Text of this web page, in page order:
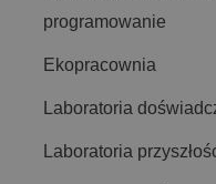
programowanie
Ekopracownia
Laboratoria
Laboratoria